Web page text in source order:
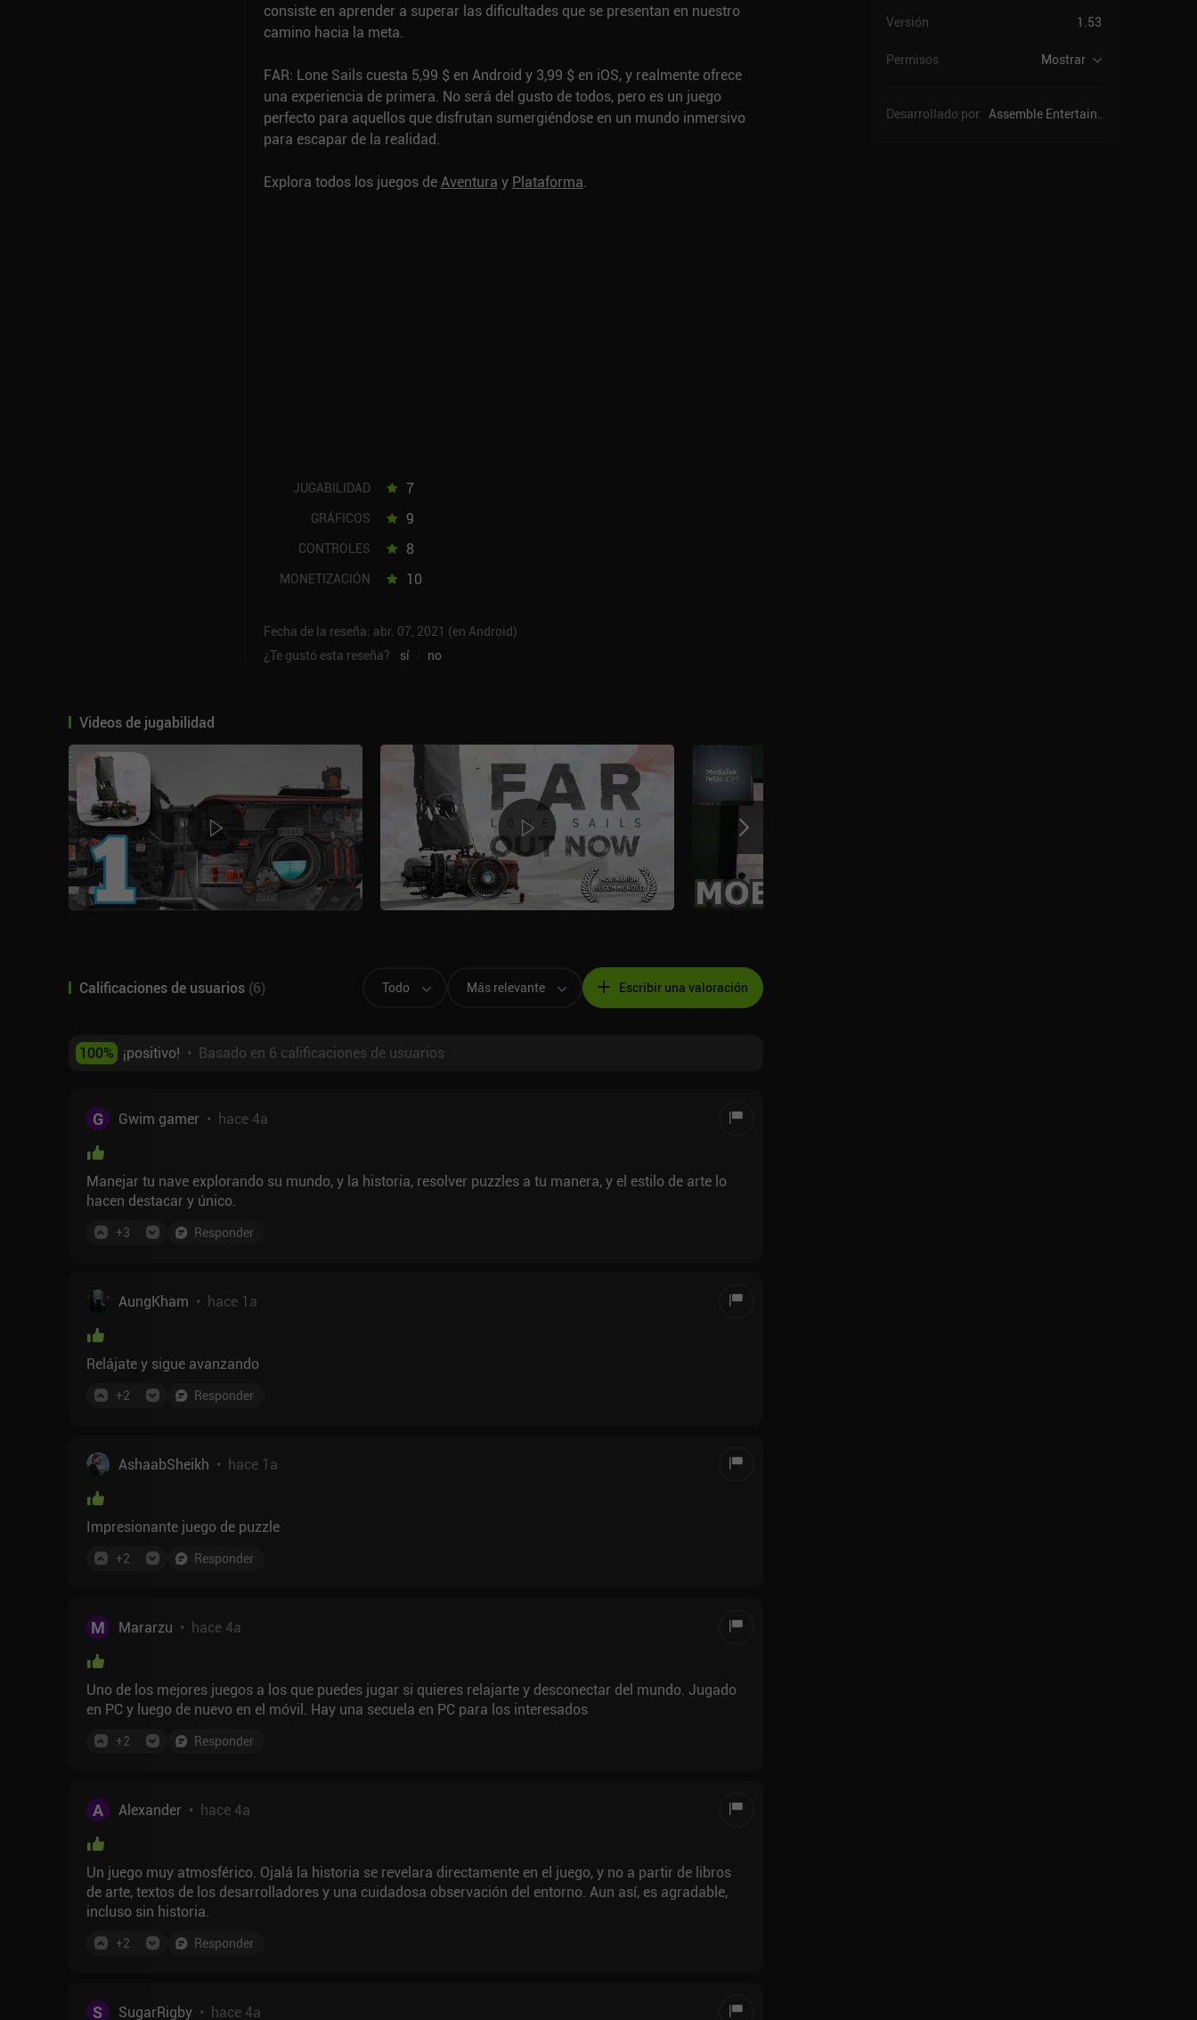
consiste en aprender a superar las dificultades que se presentan en nuestro
camino hacia la meta.
FAR: Lone Sails cuesta 5,99 $ en Android y 3,99 $ en iOS, y realmente ofrece
una experiencia de primera. No será del gusto de todos, pero es un juego
perfecto para aquellos que disfrutan sumergiéndose en un mundo inmersivo
para escapar de la realidad.
Explora todos los juegos deAventura y Plataforma.
JUGABILIDAD 7
GRÁFICOS 9
CONTROLES 8
MONETIZACIÓN 10
Fecha de la reseña: abr. 07, 2021 (en Android)
¿Te gustó esta reseña?
sí no
Videos de jugabilidad
Calificaciones de usuarios (6) Todo Más relevante Escribir una valoración
100% ¡positivo! • Basado en 6 calificaciones de usuarios
G Gwim gamer • hace 4a
Manejar tu nave explorando su mundo, y la historia, resolver puzzles a tu manera, y el estilo de arte lo
hacen destacar y único.
+3 Responder
AungKham • hace 1a
Relájate y sigue avanzando
+2 Responder
AshaabSheikh • hace 1a
Impresionante juego de puzzle
+2 Responder
M Mararzu • hace 4a
Uno de los mejores juegos a los que puedes jugar si quieres relajarte y desconectar del mundo. Jugado
en PC y luego de nuevo en el móvil. Hay una secuela en PC para los interesados
+2 Responder
A Alexander • hace 4a
Un juego muy atmosférico. Ojalá la historia se revelara directamente en el juego, y no a partir de libros
de arte, textos de los desarrolladores y una cuidadosa observación del entorno. Aun así, es agradable,
incluso sin historia.
+2 Responder
S SugarRigby• hace 4a
Versión 1.53
Permisos Mostrar
Desarrollado por Assemble Entertainment GmbH